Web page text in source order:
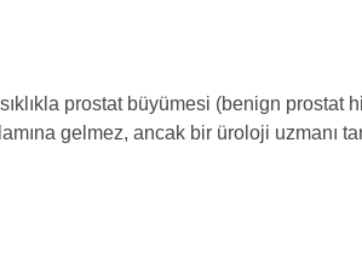
prostat büyümesi (benign prostat
gelmez, ancak bir üroloji uzmanı